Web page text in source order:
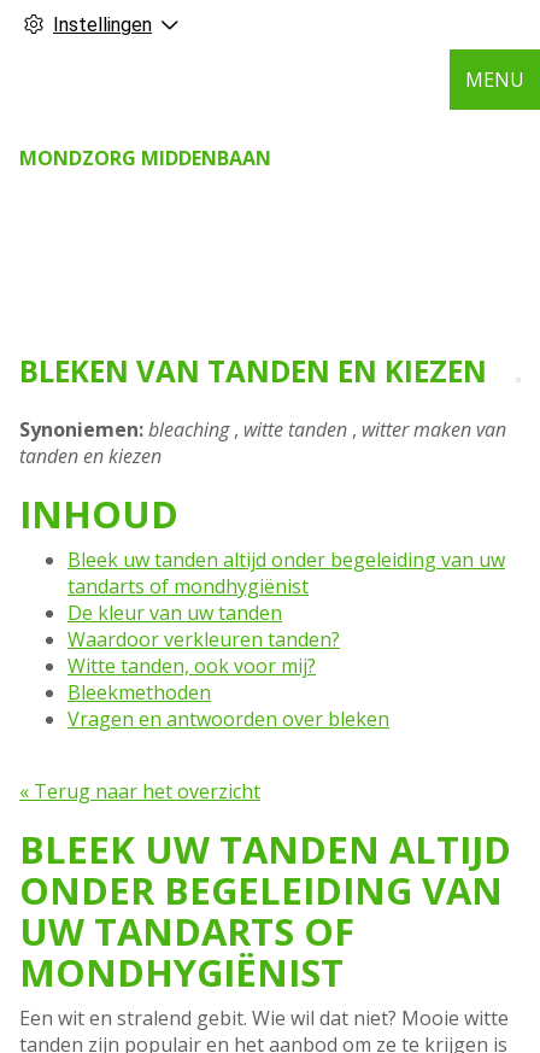
Instellingen
MONDZORG MIDDENBAAN
MENU
BLEKEN VAN TANDEN EN KIEZEN
Synoniemen:bleaching, witte tanden , witter maken van
tanden en kiezen
INHOUD
Bleek uw tanden altijd onder begeleiding van uw
tandarts of mondhygiënist
De kleur van uw tanden
Waardoor verkleuren tanden?
Witte tanden, ook voor mij?
Bleekmethoden
Vragen en antwoorden over bleken
« Terug naar het overzicht
BLEEK UW TANDEN ALTIJD
ONDER BEGELEIDING VAN
UW TANDARTS OF
MONDHYGIËNIST
Een wit en stralend gebit. Wie wil dat niet? Mooie witte
tanden zijn populair en het aanbod om ze te krijgen is